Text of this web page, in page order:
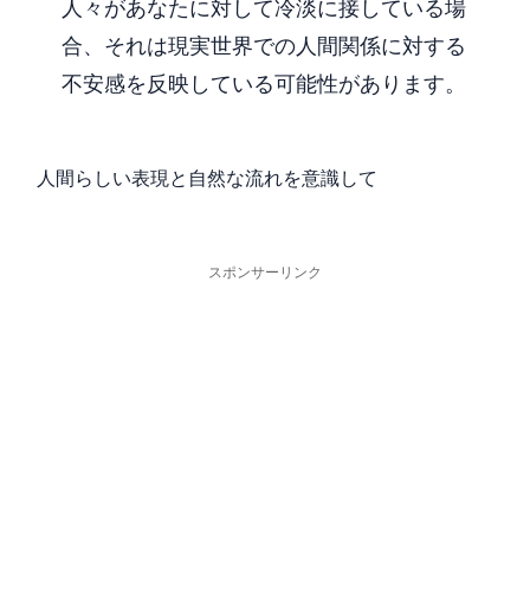
人々があなたに対して冷淡に接している場
合、それは現実世界での人間関係に対する
不安感を反映している可能性があります。
人間らしい表現と自然な流れを意識して
スポンサーリンク